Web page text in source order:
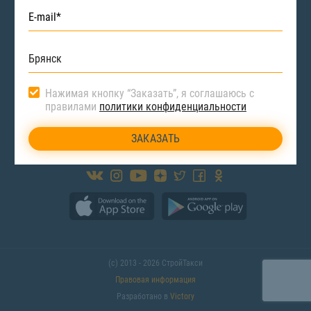
Брянск
ул. Ямская д.19 оф. 4
8 (800) 222-90-66
bryansk@stroitaxi.ru
(с) 2013 - 2026 СтройТакси
Правовая информация
Разработано в Victory
Нажимая кнопку “Заказать”, я соглашаюсь с
правилами политики конфиденциальности